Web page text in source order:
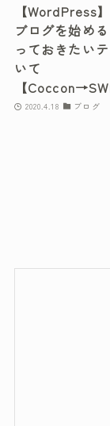
【WordPress
ブログを始め
っておきたい
いて
【
2020.4.18 ブログ